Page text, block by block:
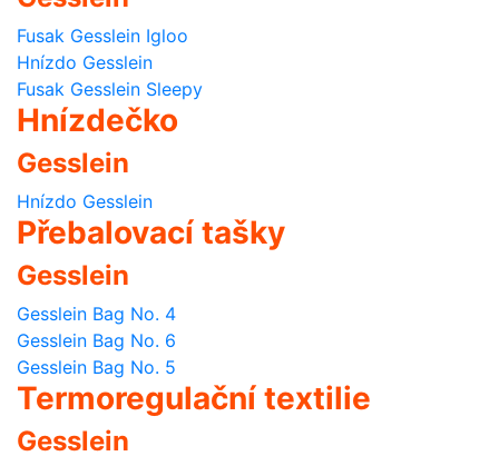
Fusak Gesslein Igloo
Hnízdo Gesslein
Fusak Gesslein Sleepy
Hnízdečko
Gesslein
Hnízdo Gesslein
Přebalovací tašky
Gesslein
Gesslein Bag No. 4
Gesslein Bag No. 6
Gesslein Bag No. 5
Termoregulační textilie
Gesslein